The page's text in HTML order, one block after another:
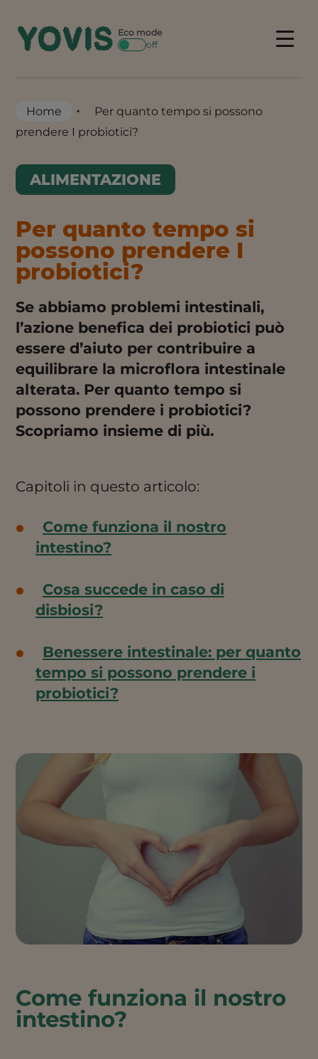
content
Eco mode
off
Menu
Home •
Per quanto tempo si possono
prendere I probiotici?
ALIMENTAZIONE
Per quanto tempo si
possono prendere I
probiotici?
Se abbiamo problemi intestinali,
l’azione benefica dei probiotici può
essere d’aiuto per contribuire a
equilibrare la microflora intestinale
alterata. Per quanto tempo si
possono prendere i probiotici?
Scopriamo insieme di più.
Capitoli in questo articolo:
Come funziona il nostro
intestino?
Cosa succede in caso di
disbiosi?
Benessere intestinale: per quanto
tempo si possono prendere i
probiotici?
Come funziona il nostro
intestino?